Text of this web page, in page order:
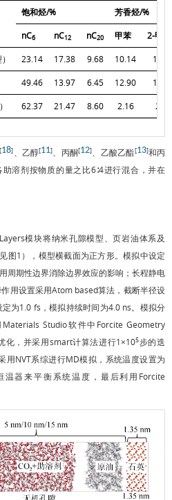
饱和烃/% 芳香烃/%
nC6 nC12 nC20 甲苯 2-甲
23.14 17.38 9.68 10.14
49.46 13.97 6.45 12.90
62.37 21.47 8.60 2.16 2.16
[18] 、乙醇[11] 、丙酮[12] 、乙酸乙酯[13]和丙
助溶剂按物质的量之比6∶4进行混合，并在
模块将纳米孔隙模型、页岩油体系及
图1 ），模型横截面为正方形。模拟中设定
周期性边界消除边界效应的影响；长程静电
用设置采用Atom based算法，截断半径设
定为1.0 fs，模拟持续时间为4.0 ns。模拟分
Studio软件中Forcite Geometry
化，并采用smart计算法进行1×105步的迭
NVT系综进行MD模拟，系统温度设置为
温器来平衡系统温度，最后利用Forcite